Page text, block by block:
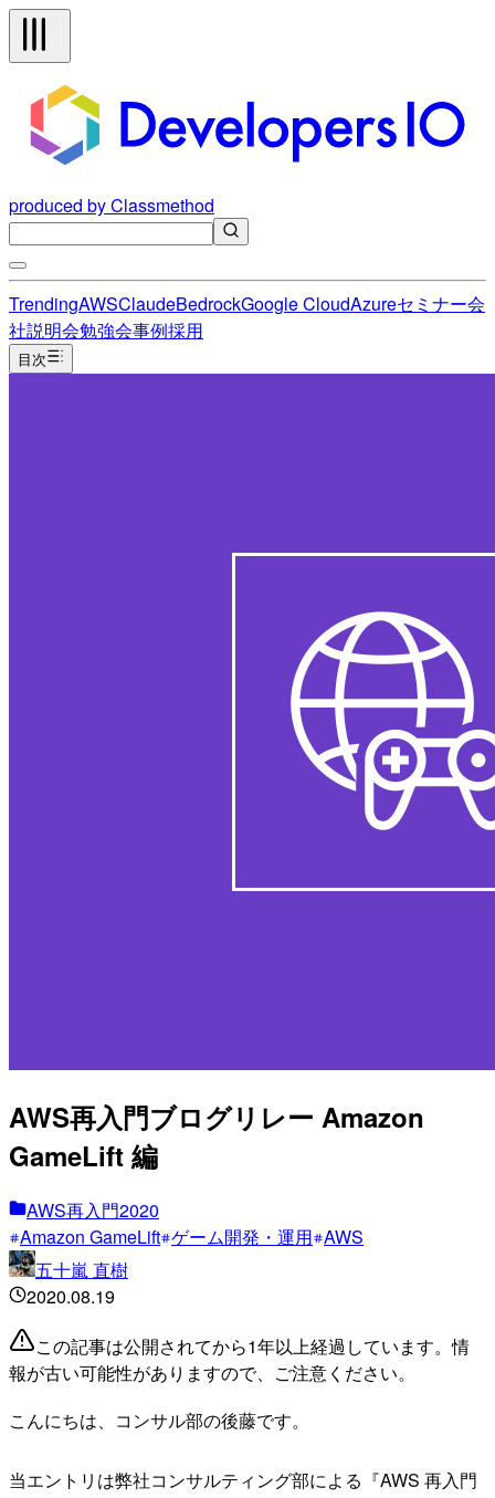
produced by Classmethod
TrendingAWSClaudeBedrockGoogle CloudAzureセミナー会
社説明会勉強会事例採用
目次
AWS再入門ブログリレー Amazon
GameLift 編
AWS再入門2020
Amazon GameLift ゲーム開発・運用 AWS
五十嵐 直樹
2020.08.19
この記事は公開されてから1年以上経過しています。情
報が古い可能性がありますので、ご注意ください。
こんにちは、コンサル部の後藤です。
当エントリは弊社コンサルティング部による『AWS 再入門